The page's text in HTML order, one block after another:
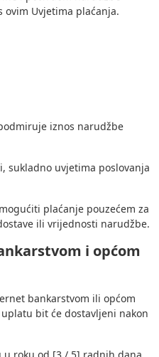
Uvjetima plaćanja.
iznos narudžbe
sukladno uvjetima poslovanja
plaćanje pouzećem za
ili vrijednosti narudžbe.
i općom
bankarstvom ili općom
bit će dostavljeni nakon